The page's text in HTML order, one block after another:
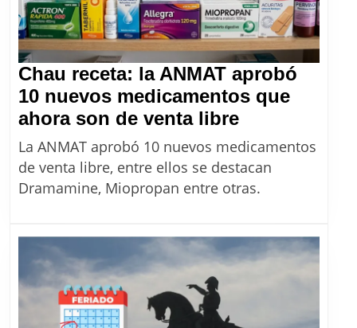
Chau receta: la ANMAT aprobó
10 nuevos medicamentos que
ahora son de venta libreChau
receta:
la
ANMAT
nuevos
La ANMAT aprobó 10 nuevos medicamentos
de venta libre, entre ellos se destacan
Dramamine, Miopropan entre otras.